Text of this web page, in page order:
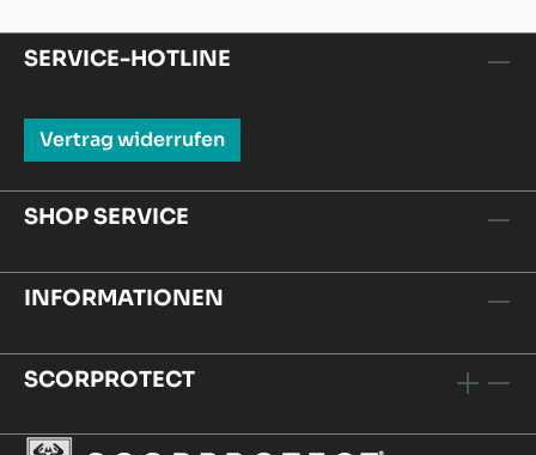
SERVICE-HOTLINE
Vertrag widerrufen
SHOP SERVICE
INFORMATIONEN
SCORPROTECT